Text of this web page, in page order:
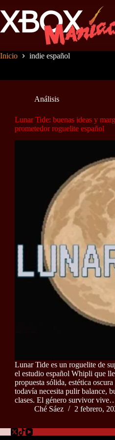
al
contenido
Inicio indie español
Análisis
Lunar Tide: buenas ideas y
prometedor roguelite español
Lunar Tide es un roguelite de
el estudio español Whipli que
propuesta sólida, estética
todavía necesita pulir balance,
clases. El género survivor
Ché Sáez
2 febrero,